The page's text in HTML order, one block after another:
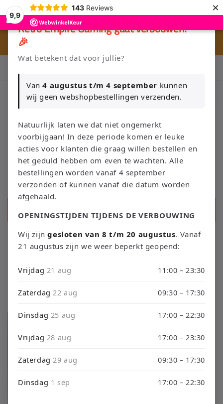
9,9
143 Reviews ×
directamente
al contenido
Klik Hier en Verkoop je Game of TCG collectie aan Retro Empire
Nieuw: zoek je Magic-deck automatisch op in onze voorraad.
e
3DS Games
Filtrar y ordenar 55 productos
Retro Empire Gaming gaat verbouwen!
🎉
Wat betekent dat voor jullie?
Van4 augustus t/m 4 september kunnen
wij geen webshopbestellingen verzenden.
Natuurlijk laten we dat niet ongemerkt
voorbijgaan! In deze periode komen er leuke
acties voor klanten die graag willen bestellen en
het geduld hebben om even te wachten. Alle
bestellingen worden vanaf 4 september
verzonden of kunnen vanaf die datum worden
afgehaald.
OPENINGSTIJDEN TIJDENS DE VERBOUWING
Wij zijngesloten van 8 t/m 20 augustus. Vanaf
21 augustus zijn we weer beperkt geopend:
Vrijdag 21 aug 11:00 – 23:30
Zaterdag22 aug 09:30 – 17:30
Dinsdag 25 aug 17:00 – 22:30
Vrijdag 28 aug 17:00 – 23:30
Zaterdag29 aug 09:30 – 17:30
Dinsdag 1 sep 17:00 – 22:30